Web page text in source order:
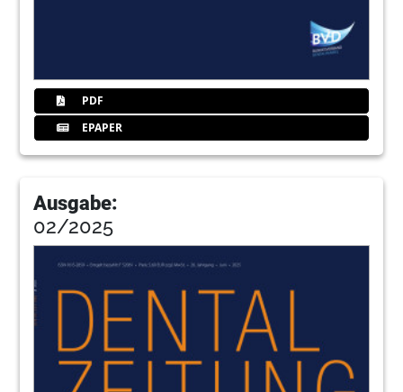
58
zehnjährigen Jubiläum
Anne-Kristin Henker / Weimar
60BVD Bundesverband Dentalhandel e.V.
61 Blickpunkt
Redaktion
63
Marketingbooster für Ihre Praxis
BVD-Partner für Praxis und Labor –
Bezugsadressen der
Dentaldepots/Versandhändler
PDF
EPAPER
Ausgabe:
02/2025